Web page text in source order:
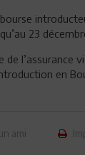
23
l’assurance
en
ami